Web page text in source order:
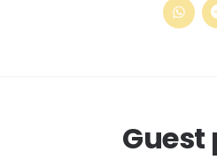
Guest